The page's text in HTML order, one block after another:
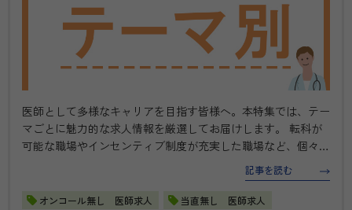
医師として多様なキャリアを目指す皆様へ。本特集では、テー
マごとに魅力的な求人情報を厳選してお届けします。 転科が
可能な職場やインセンティブ制度が充実した職場など、個々の
ニーズに応じたキャリアパスをご提案します。柔軟な働き方や
高収入が得られる環境を探している方、新たな挑戦を求めてい
る方に最適な情報をお…
記事を読む
オンコール無し 医師求人
当直無し 医師求人